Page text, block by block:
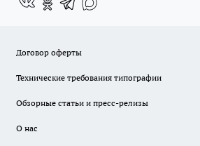
Договор оферты
Технические требования типографии
Обзорные статьи и пресс-релизы
О нас